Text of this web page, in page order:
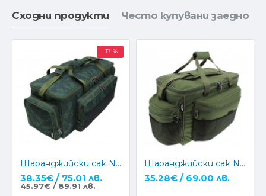
Сходни продукти Често купувани заедно
-17 %
Шаранджийски сак NGT Camo Insulated Carryall 709-L-C
38.35€ / 75.01 лв.
45.97€ / 89.91 лв.
Шаранджийски сак NGT Green Carryall 093
35.28€ / 69.00 лв.